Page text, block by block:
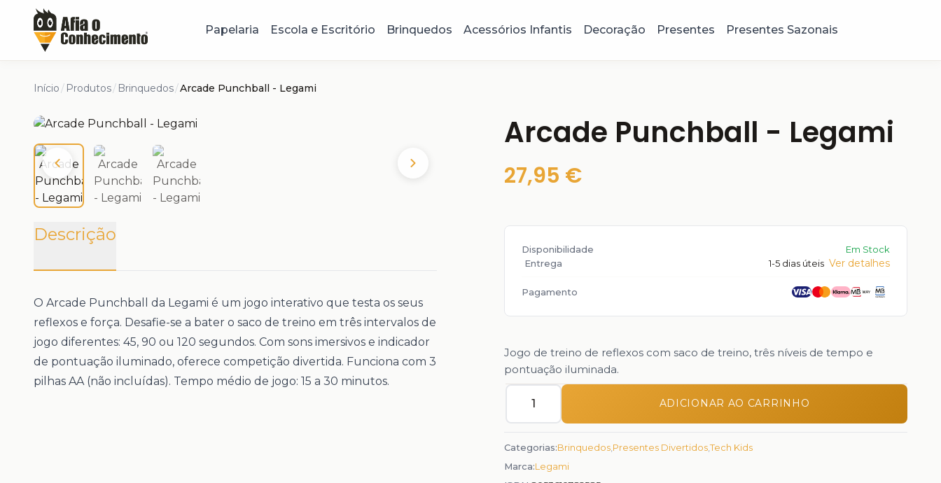
Papelaria Escola e Escritório Brinquedos Acessórios Infantis Decoração Presentes Presentes Sazonais
Início / Produtos/ Brinquedos/Arcade Punchball - Legami
Descrição
O Arcade Punchball da Legami é um jogo interativo que testa os seus
reflexos e força. Desafie-se a bater o saco de treino em três intervalos de
jogo diferentes: 45, 90 ou 120 segundos. Com sons imersivos e indicador
de pontuação iluminado, oferece competição divertida. Funciona com 3
pilhas AA (não incluídas). Tempo médio de jogo: 15 a 30 minutos.
Arcade Punchball - Legami
27,95 €
Disponibilidade
Em Stock
Entrega
1-5 dias úteis Ver detalhes
Pagamento
Jogo de treino de reflexos com saco de treino, três níveis de tempo e
pontuação iluminada.
Quantidade
ADICIONAR AO CARRINHO
Categorias:Brinquedos Presentes Divertidos,Tech Kids
Marca:Legami